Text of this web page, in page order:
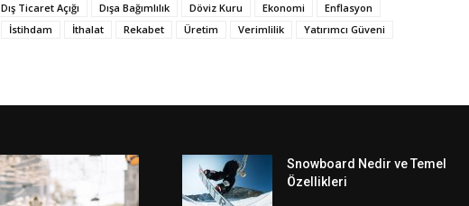
Dış Ticaret Açığı Dışa Bağımlılık Döviz Kuru Ekonomi
Enflasyon
İstihdam İthalat Rekabet Üretim Verimlilik Yatırımcı Güveni
Snowboard Nedir ve Temel
Özellikleri